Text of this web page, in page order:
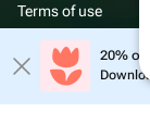
Terms of use
Privacy policy20%